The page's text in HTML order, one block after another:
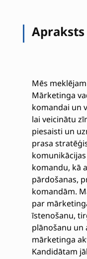
Apraksts
Mēs
Mārketinga
komandai un
lai veicinātu
piesaisti un
prasa
komandu, kā
pārdošanas,
komandām.
par
īstenošanu,
plānošanu un
mārketinga
Kandidātam